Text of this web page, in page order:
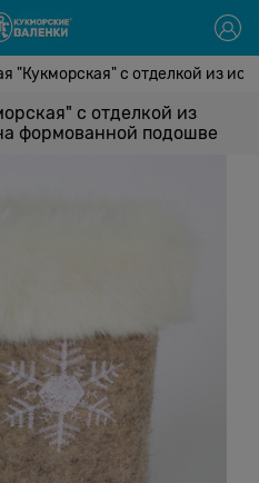
"Кукморская" с отделкой из
с отделкой из
формованной подошве